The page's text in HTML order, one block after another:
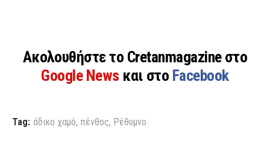
Ακολουθήστε το Cretanmagazine στο
Google News και στο Facebook
Tag: άδικο χαμό, πένθος, Ρέθυμνο